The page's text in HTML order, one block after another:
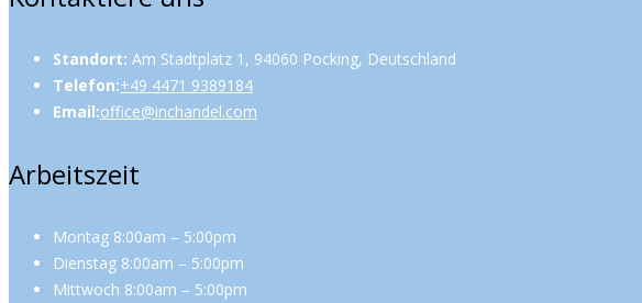
Standort: Am Stadtplatz 1, 94060 Pocking, Deutschland
Telefon:+49 4471 9389184
Email:office@inchandel.com
Arbeitszeit
Montag 8:00am – 5:00pm
Dienstag 8:00am – 5:00pm
Mittwoch 8:00am – 5:00pm